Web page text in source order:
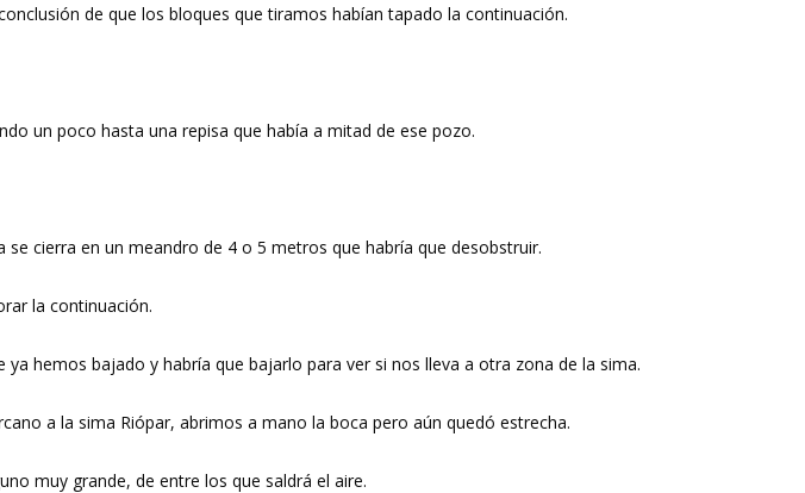
de que los bloques que tiramos habían tapado la continuación.
un poco hasta una repisa que había a mitad de ese pozo.
cierra en un meandro de 4 o 5 metros que habría que desobstruir.
la continuación.
hemos bajado y habría que bajarlo para ver si nos lleva a otra zona de la sima.
a la sima Riópar, abrimos a mano la boca pero aún quedó estrecha.
muy grande, de entre los que saldrá el aire.